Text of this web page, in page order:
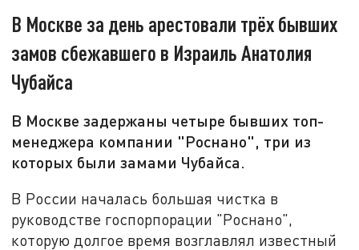
В Москве за день арестовали трёх бывших
замов сбежавшего в Израиль Анатолия
Чубайса
В Москве задержаны четыре бывших топ-
менеджера компании "Роснано", три из
которых были замами Чубайса.
В России началась большая чистка в
руководстве госпорпорации "Роснано",
которую долгое время возглавлял известный